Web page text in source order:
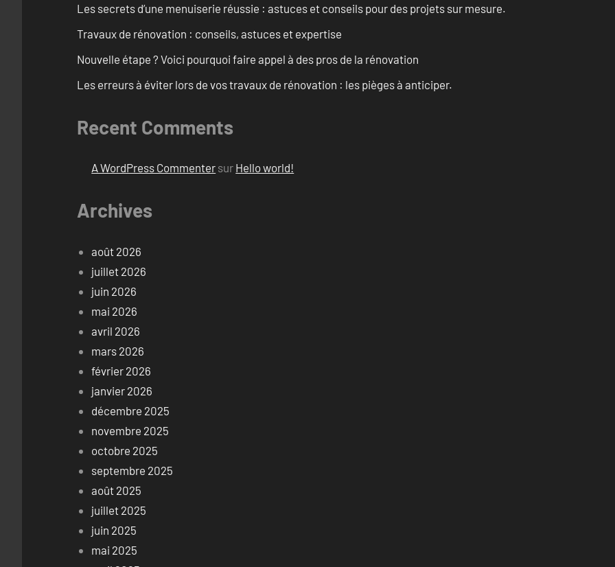
Les secrets d’une menuiserie réussie : astuces et conseils pour des projets sur mesure.
Travaux de rénovation : conseils, astuces et expertise
Nouvelle étape ? Voici pourquoi faire appel à des pros de la rénovation
Les erreurs à éviter lors de vos travaux de rénovation : les pièges à anticiper.
Recent Comments
A WordPress Commenter sur Hello world!
Archives
août 2026
juillet 2026
juin 2026
mai 2026
avril 2026
mars 2026
février 2026
janvier 2026
décembre 2025
novembre 2025
octobre 2025
septembre 2025
août 2025
juillet 2025
juin 2025
mai 2025